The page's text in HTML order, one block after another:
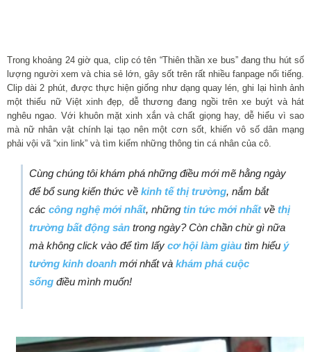
Trong khoảng 24 giờ qua, clip có tên “Thiên thần xe bus” đang thu hút số
lượng người xem và chia sẻ lớn, gây sốt trên rất nhiều fanpage nổi tiếng.
Clip dài 2 phút, được thực hiện giống như dạng quay lén, ghi lại hình ảnh
một thiếu nữ Việt xinh đẹp, dễ thương đang ngồi trên xe buýt và hát
nghêu ngao. Với khuôn mặt xinh xắn và chất giọng hay, dễ hiểu vì sao
mà nữ nhân vật chính lại tạo nên một cơn sốt, khiến vô số dân mạng
phải vội vã “xin link” và tìm kiếm những thông tin cá nhân của cô.
Cùng chúng tôi khám phá những điều mới mẽ hằng ngày
để bổ sung kiến thức về kinh tế thị trường, nắm bắt
các công nghệ mới nhất, những tin tức mới nhất về thị
trường bất động sản trong ngày? Còn chần chừ gì nữa
mà không click vào để tìm lấy cơ hội làm giàu tìm hiểu ý
tưởng kinh doanh mới nhất và khám phá cuộc
sống điều mình muốn!